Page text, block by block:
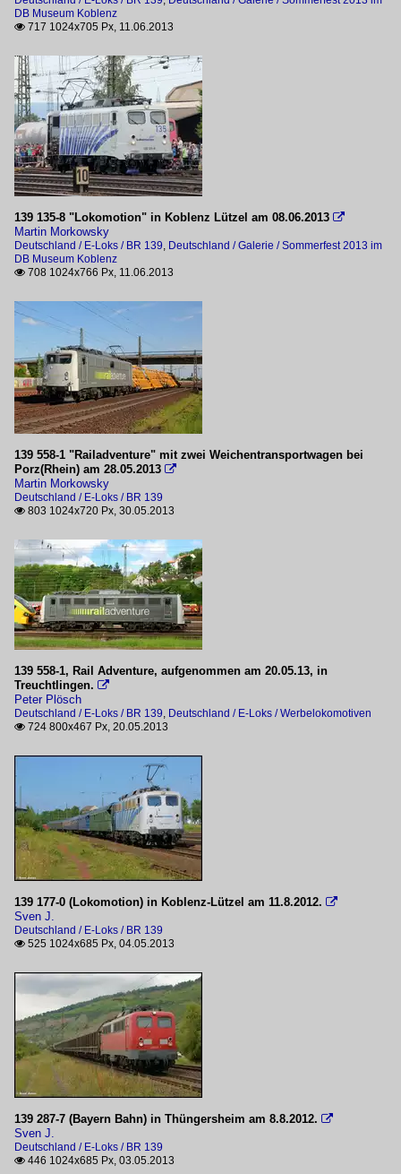
DB Museum Koblenz
 717 1024x705 Px, 11.06.2013
139 135-8 "Lokomotion" in Koblenz Lützel am 08.06.2013 
Martin Morkowsky
Deutschland / E-Loks / BR 139, Deutschland / Galerie / Sommerfest 2013 im
DB Museum Koblenz
 708 1024x766 Px, 11.06.2013
139 558-1 "Railadventure" mit zwei Weichentransportwagen bei
Porz(Rhein) am 28.05.2013 
Martin Morkowsky
Deutschland / E-Loks / BR 139
 803 1024x720 Px, 30.05.2013
139 558-1, Rail Adventure, aufgenommen am 20.05.13, in
Treuchtlingen. 
Peter Plösch
Deutschland / E-Loks / BR 139, Deutschland / E-Loks / Werbelokomotiven
 724 800x467 Px, 20.05.2013
139 177-0 (Lokomotion) in Koblenz-Lützel am 11.8.2012. 
Sven J.
Deutschland / E-Loks / BR 139
 525 1024x685 Px, 04.05.2013
139 287-7 (Bayern Bahn) in Thüngersheim am 8.8.2012. 
Sven J.
Deutschland / E-Loks / BR 139
 446 1024x685 Px, 03.05.2013